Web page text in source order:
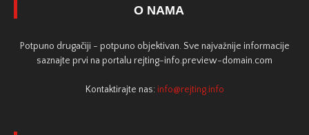
O NAMA
Potpuno drugačiji - potpuno objektivan. Sve najvažnije informacije
saznajte prvi na portalu rejting-info.preview-domain.com
Kontaktirajte nas: info@rejting.info